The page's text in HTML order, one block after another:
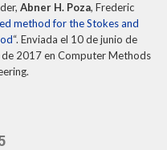
Abner H. Poza, Frederic
method for the Stokes and
“. Enviada el 10 de junio de
2017 en Computer Methods